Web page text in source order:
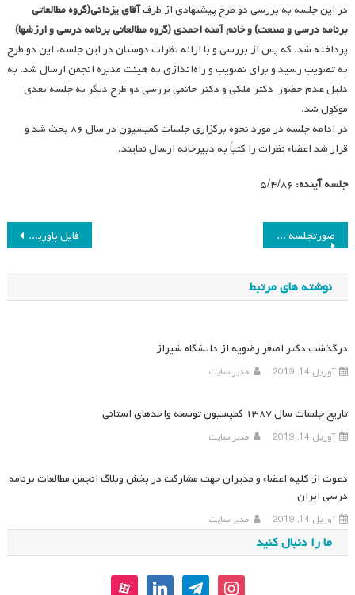
در این جلسه به بررسی دو طرح پیشنهادی از طرفآقای یزدانی(گروه مطالعاتی
برنامه درسی و صنعت) و خانم آمنه احمدی (گروه مطالعاتی برنامه درسی و ارزشها)
پرداخته شد. که پس از بررسی و با ارائه نظرات دوستان در این جلسه، این دو طرح
به تصویب رسید و برای تصویب و راه‌اندازی به هیئت مدیره انجمن ارسال شد. به
دلیل عدم حضور دکتر ملکی و دکتر حاتمی بررسی دو طرح دیگر به جلسه بعدی
موکول شد.
در ادامه جلسه در مورد نحوه برگزاری جلسات کمیسیون در سال ۸۶ بحث شد و
قرار شد اعضاء نظرات را کتباً به دبیرخانه ارسال نمایند.
جلسه آینده:
راهبری
نوشته
فایل پاورپوینت دکتر محمود مهرمحمدی، نسبت برنامه درسی و زمان صورتجلسه آخرین نشست کمیسیون توسعه گروه‌های مطالعاتی دارای علائق ویژه
نوشته های مرتبط
درگذشت دکتر اصغر رضویه از دانشگاه شیراز
آوریل 14, 2019 مدیر سایت
تاریخ جلسات سال ۱۳۸۷ کمیسیون توسعه واحدهای استانی
آوریل 14, 2019 مدیر سایت
دعوت از کلیه اعضاء و مدیران جهت مشارکت در بخش وبلاگ انجمن مطالعات برنامه
درسی ایران
آوریل 14, 2019 مدیر سایت
ما را دنبال کنید
instagram
telegram
linkedin
aparat